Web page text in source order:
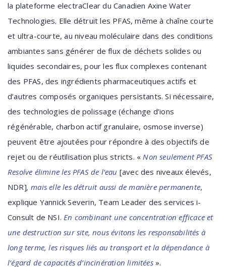
la plateforme electraClear du Canadien Axine Water
Technologies. Elle détruit les PFAS, même à chaîne courte
et ultra-courte, au niveau moléculaire dans des conditions
ambiantes sans générer de flux de déchets solides ou
liquides secondaires, pour les flux complexes contenant
des PFAS, des ingrédients pharmaceutiques actifs et
d’autres composés organiques persistants. Si nécessaire,
des technologies de polissage (échange d’ions
régénérable, charbon actif granulaire, osmose inverse)
peuvent être ajoutées pour répondre à des objectifs de
rejet ou de réutilisation plus stricts. «Non seulement PFAS
Resolve élimine les PFAS de l’eau [avec des niveaux élevés,
NDR], mais elle les détruit aussi de manière permanente,
explique Yannick Severin, Team Leader des services i-
Consult de NSI. En combinant une concentration efficace et
une destruction sur site, nous évitons les responsabilités à
long terme, les risques liés au transport et la dépendance à
l’égard de capacités d’incinération limitées».